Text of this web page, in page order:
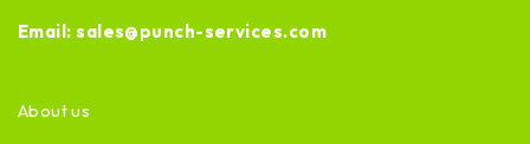
Email:sales@punch-services.com
About us